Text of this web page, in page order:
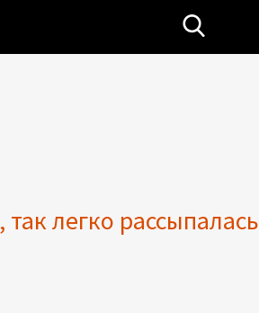
легко рассыпалась